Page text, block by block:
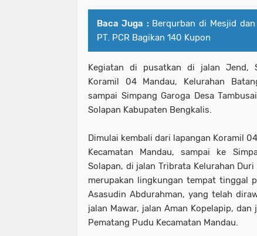
Baca Juga : Berqurban di Mesjid
PT. PCR Bagikan 140 Kupon
Kegiatan di pusatkan di jalan Jend,
Koramil 04 Mandau, Kelurahan
sampai Simpang Garoga Desa
Solapan Kabupaten Bengkalis.
Dimulai kembali dari lapangan Koramil
Kecamatan Mandau, sampai ke
Solapan, di jalan Tribrata Kelurahan
merupakan lingkungan tempat tinggal
Asasudin Abdurahman, yang telah
jalan Mawar, jalan Aman Kopelapip,
Pematang Pudu Kecamatan Mandau.